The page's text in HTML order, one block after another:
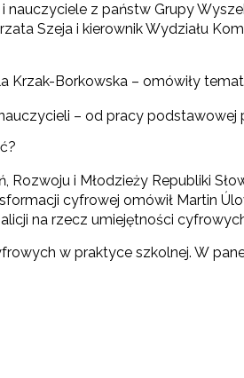
nauczyciele z państw Grupy
Szeja i kierownik Wydziału
Krzak-Borkowska – omówiły
– od pracy podstawowej
i Młodzieży Republiki
cyfrowej omówił Martin
na rzecz umiejętności
w praktyce szkolnej. W